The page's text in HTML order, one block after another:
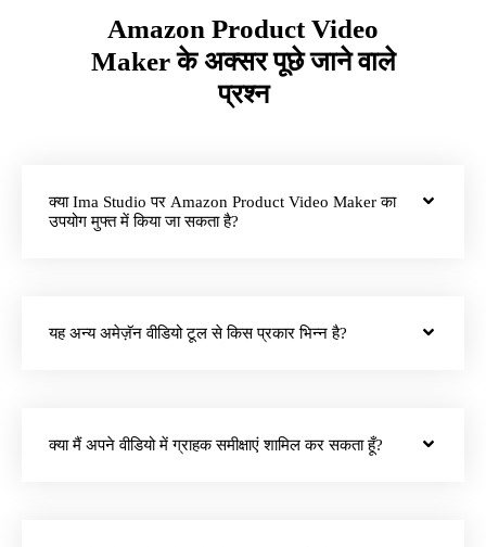
Amazon Product Video
Maker के अक्सर पूछे जाने वाले
प्रश्न
क्या Ima Studio पर Amazon Product Video Maker का
उपयोग मुफ्त में किया जा सकता है?
यह अन्य अमेज़ॅन वीडियो टूल से किस प्रकार भिन्न है?
क्या मैं अपने वीडियो में ग्राहक समीक्षाएं शामिल कर सकता हूँ?